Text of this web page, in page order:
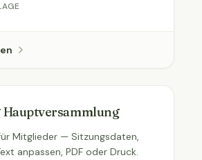
Mitglieder — Sitzungsdaten,
anpassen, PDF oder Druck.